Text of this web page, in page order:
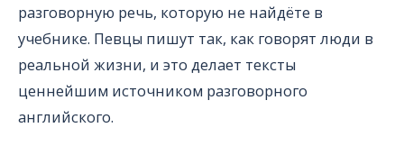
разговорную речь, которую не найдёте в
учебнике. Певцы пишут так, как говорят люди в
реальной жизни, и это делает тексты
ценнейшим источником разговорного
английского.